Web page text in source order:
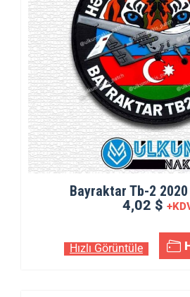
Bayraktar Tb-2
4,02 $
Hızlı Görüntüle